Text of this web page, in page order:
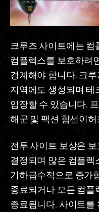
크루즈 사이트에는 컴
컴플렉스를 보호하려
경계해야 합니다. 크
지역에도 생성되며 테
입장할 수 있습니다.
해군 및 팩션 함선이
전투 사이트 보상은
결정되며 많은 컴플렉
기하급수적으로 증가
종료되거나 모든 컴플
종료됩니다. 사이트를